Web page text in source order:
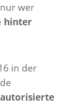
wer
hinter
in der